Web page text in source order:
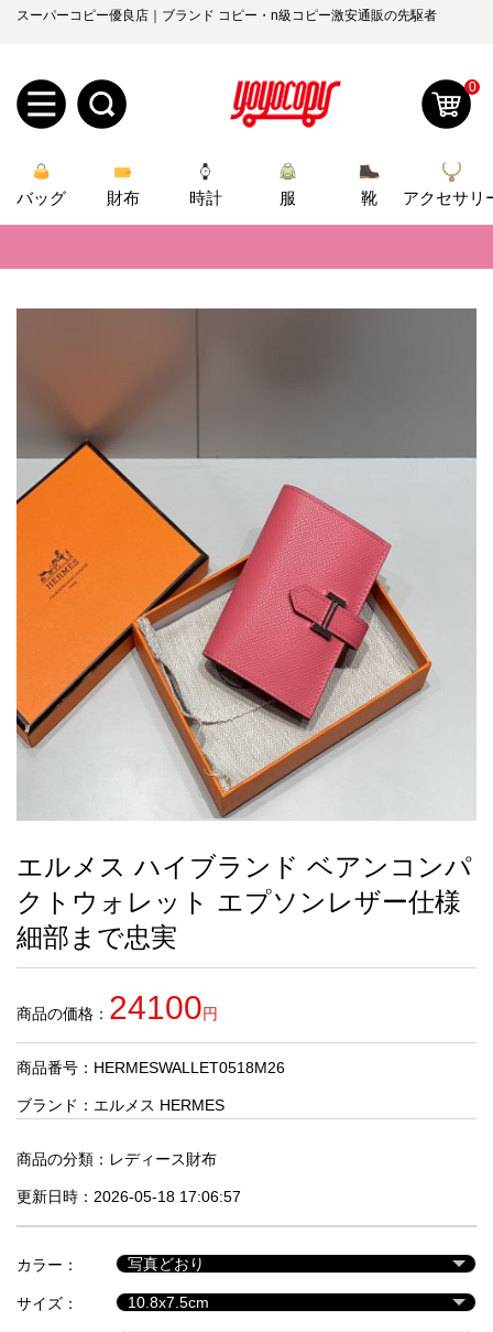
スーパーコピー優良店｜ブランド コピー・n級コピー激安通販の先駆者
規
録
ロ
yoyocopys@gmail.com
2026人気特集
バッグ
財布
時計
服
ズボン
衣装セット
靴
住まい用品
アクセサリー
ベルト
スカーフ
アイフォーンケ
ース
小物
最
新
す
す
め
商
人
気
商
セ
ル
品
0
バッグ 財布 時計 服 靴
アクセサリ
📢 当店は正真正銘のn級スーパーコピーのみ取扱い。最高品質の再現度を
📢 2026春の新作続々更新中！期間中のご注文でお得な割引をご利用いただ
新作入荷！ルイ・ヴィトンスーパーコピー バッグ最新モデルが登場。
エルメス ハイブランド ベアンコンパ
クトウォレット エプソンレザー仕様
細部まで忠実
商品の価格： 24100円
商品番号：HERMESWALLET0518M26
ブランド： エルメス HERMES
商品の分類： レディース財布
更新日時：2026-05-18 17:06:57
カラー：
サイズ：